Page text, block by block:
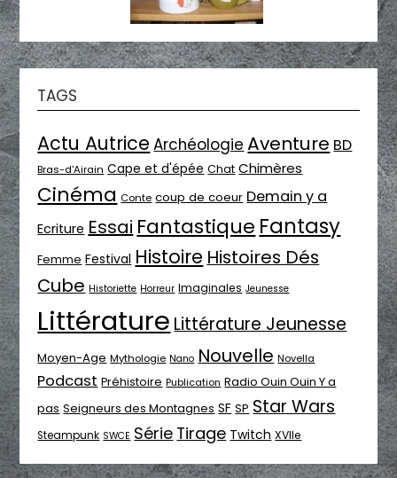
TAGS
Actu Autrice Archéologie Aventure BD
Bras-d'Airain Cape et d'épée Chat Chimères
Cinéma Conte coup de coeur Demain y a
Ecriture Essai Fantastique Fantasy
Femme Festival Histoire Histoires Dés
Cube Historiette Horreur Imaginales Jeunesse
Littérature Littérature Jeunesse
Moyen-Age Mythologie Nano Nouvelle Novella
Podcast Préhistoire Publication Radio Ouin Ouin Y a
pas Seigneurs des Montagnes SF SP Star Wars
Steampunk SWCE Série Tirage Twitch XVIIe